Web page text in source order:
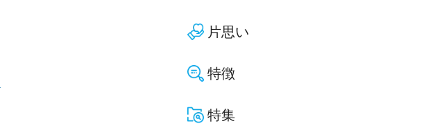
片思い
特徴
特集